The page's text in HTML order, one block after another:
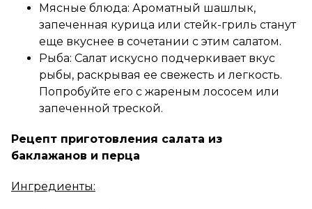
Мясные блюда: Ароматный шашлык,
запеченная курица или стейк-гриль станут
еще вкуснее в сочетании с этим салатом.
Рыба: Салат искусно подчеркивает вкус
рыбы, раскрывая ее свежесть и легкость.
Попробуйте его с жареным лососем или
запеченной треской.
Рецепт приготовления салата из
баклажанов и перца
Ингредиенты: